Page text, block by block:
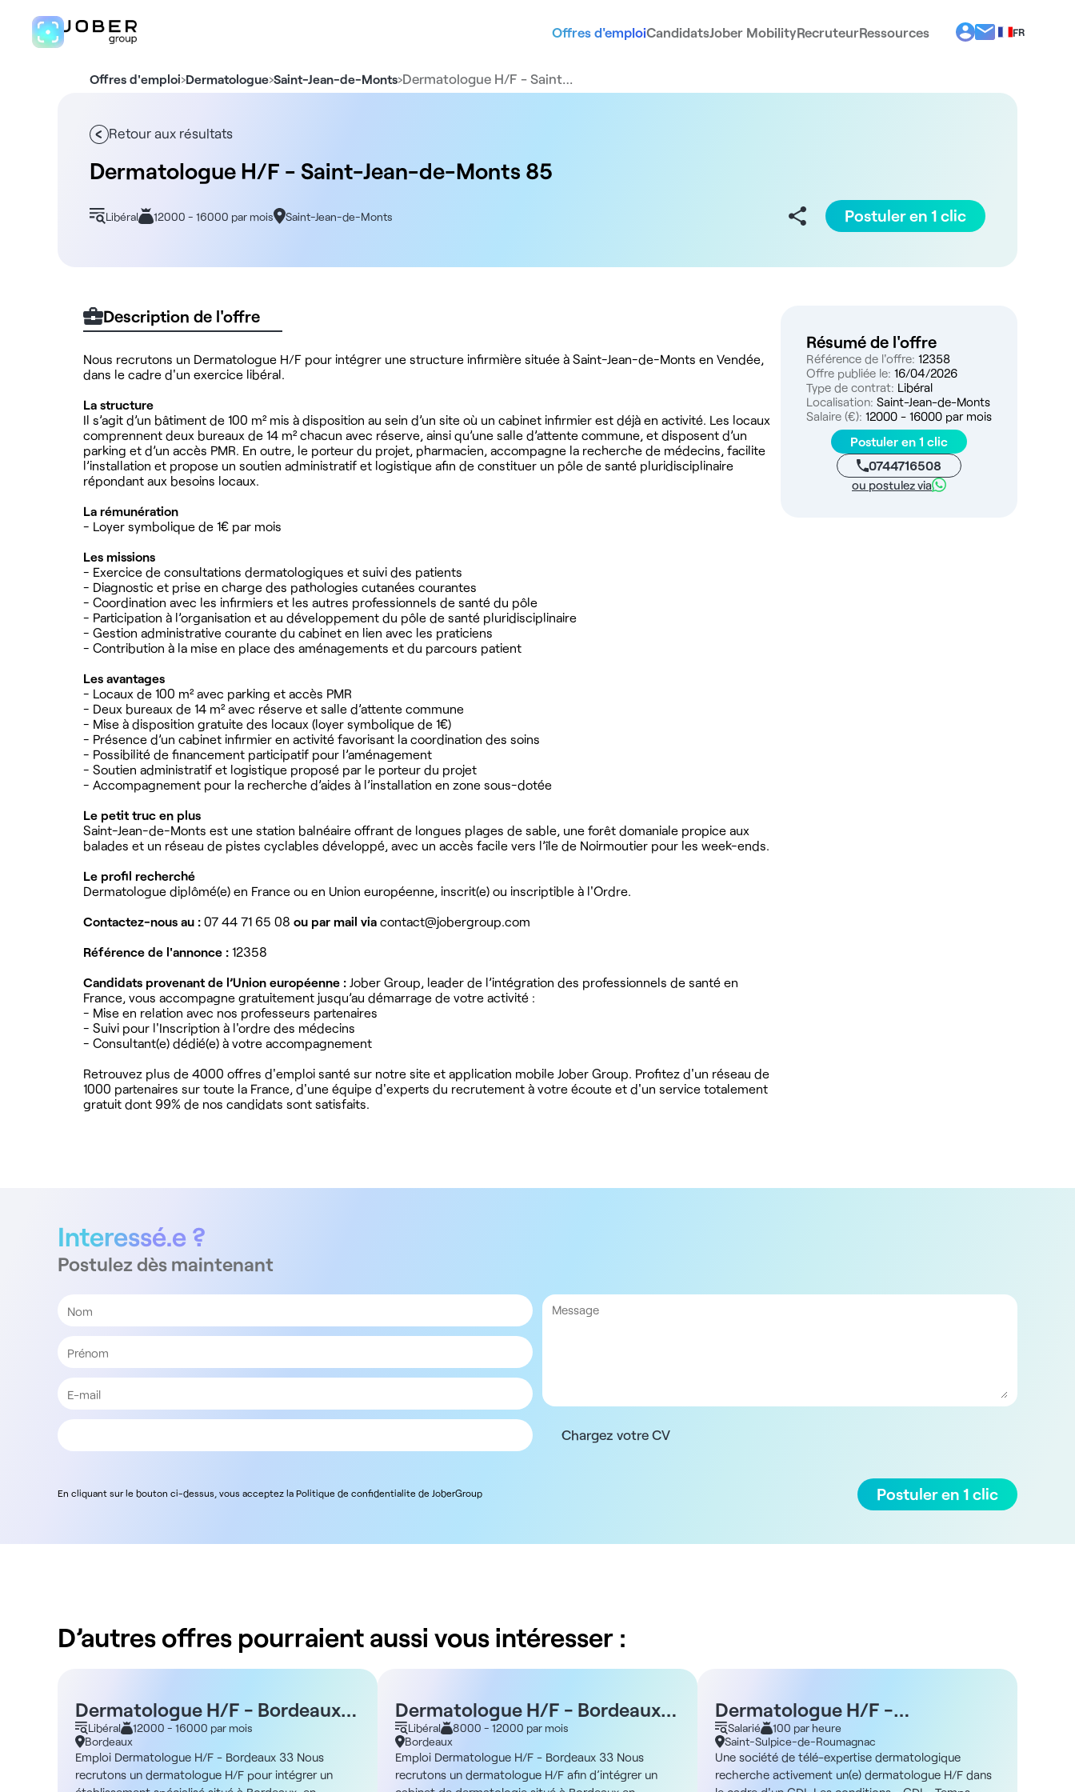
Offres d'emploiCandidatsJober MobilityRecruteurRessources
FR
ES
Offres d'emploi›Dermatologue›Saint-Jean-de-Monts›Dermatologue H/F - Saint…
Retour aux résultats
Dermatologue H/F - Saint-Jean-de-Monts 85
Libéral 12000 - 16000 par mois Saint-Jean-de-Monts Postuler en 1 clic
Description de l'offre
Nous recrutons un Dermatologue H/F pour intégrer une structure infirmière située à Saint-Jean-de-Monts en Vendée,
dans le cadre d'un exercice libéral.
La structure
Il s’agit d’un bâtiment de 100 m² mis à disposition au sein d’un site où un cabinet infirmier est déjà en activité. Les locaux
comprennent deux bureaux de 14 m² chacun avec réserve, ainsi qu’une salle d’attente commune, et disposent d’un
parking et d’un accès PMR. En outre, le porteur du projet, pharmacien, accompagne la recherche de médecins, facilite
l’installation et propose un soutien administratif et logistique afin de constituer un pôle de santé pluridisciplinaire
répondant aux besoins locaux.
La rémunération
- Loyer symbolique de 1€ par mois
Les missions
- Exercice de consultations dermatologiques et suivi des patients
- Diagnostic et prise en charge des pathologies cutanées courantes
- Coordination avec les infirmiers et les autres professionnels de santé du pôle
- Participation à l’organisation et au développement du pôle de santé pluridisciplinaire
- Gestion administrative courante du cabinet en lien avec les praticiens
- Contribution à la mise en place des aménagements et du parcours patient
Les avantages
- Locaux de 100 m² avec parking et accès PMR
- Deux bureaux de 14 m² avec réserve et salle d’attente commune
- Mise à disposition gratuite des locaux (loyer symbolique de 1€)
- Présence d’un cabinet infirmier en activité favorisant la coordination des soins
- Possibilité de financement participatif pour l’aménagement
- Soutien administratif et logistique proposé par le porteur du projet
- Accompagnement pour la recherche d’aides à l’installation en zone sous-dotée
Le petit truc en plus
Saint-Jean-de-Monts est une station balnéaire offrant de longues plages de sable, une forêt domaniale propice aux
balades et un réseau de pistes cyclables développé, avec un accès facile vers l’île de Noirmoutier pour les week-ends.
Le profil recherché
Dermatologue diplômé(e) en France ou en Union européenne, inscrit(e) ou inscriptible à l'Ordre.
Contactez-nous au : 07 44 71 65 08 ou par mail via contact@jobergroup.com
Référence de l'annonce : 12358
Candidats provenant de l’Union européenne : Jober Group, leader de l’intégration des professionnels de santé en
France, vous accompagne gratuitement jusqu’au démarrage de votre activité :
- Mise en relation avec nos professeurs partenaires
- Suivi pour l'Inscription à l'ordre des médecins
- Consultant(e) dédié(e) à votre accompagnement
Retrouvez plus de 4000 offres d'emploi santé sur notre site et application mobile Jober Group. Profitez d'un réseau de
1000 partenaires sur toute la France, d'une équipe d'experts du recrutement à votre écoute et d'un service totalement
gratuit dont 99% de nos candidats sont satisfaits.
Résumé de l'offre
Référence de l'offre: 12358
Offre publiée le: 16/04/2026
Type de contrat: Libéral
Localisation: Saint-Jean-de-Monts
Salaire (€): 12000 - 16000 par mois
Postuler en 1 clic
0744716508
ou postulez via
Interessé.e ?
Postulez dès maintenant
Chargez votre CV
En cliquant sur le bouton ci-dessus, vous acceptez la Politique de confidentialite de JoberGroup Postuler en 1 clic
D’autres offres pourraient aussi vous intéresser :
Dermatologue H/F - Bordeaux
33Libéral
12000 - 16000 par mois
Bordeaux
Emploi Dermatologue H/F - Bordeaux 33 Nous
recrutons un dermatologue H/F pour intégrer un
Dermatologue H/F - Bordeaux
33Libéral
8000 - 12000 par mois
Bordeaux
Emploi Dermatologue H/F - Bordeaux 33 Nous
recrutons un dermatologue H/F afin d’intégrer un
Dermatologue H/F -
Téléconsultation
Salarié
100 par heure
Saint-Sulpice-de-Roumagnac
Une société de télé-expertise dermatologique
recherche activement un(e) dermatologue H/F dans